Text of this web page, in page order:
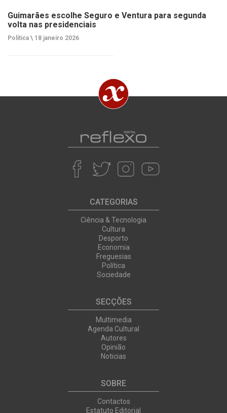
Guimarães escolhe Seguro e Ventura para segunda
volta nas presidenciais
Política \ 18 janeiro 2026
CATEGORIAS
Ciência & Tecnologia
Cultura
Desporto
Economia
Freguesias
Política
Sociedade
SECÇÕES
Multimedia
Agenda Cultural
Autores
Opinião
Noticias
SOBRE
Contactos
Estatuto Editorial